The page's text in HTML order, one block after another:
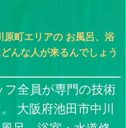
原町エリアの お風呂、浴
んな人が来るんでしょう
全員が専門の技術
大阪府池田市中川